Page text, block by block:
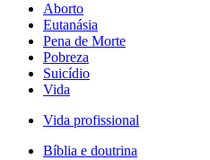
Aborto
Eutanásia
Pena de Morte
Pobreza
Suicídio
Vida
Vida profissional
Bíblia e doutrina